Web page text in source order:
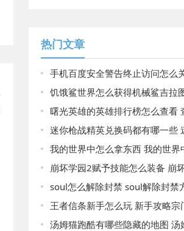
热门文章
王者信条新手怎么玩 新手攻略宗